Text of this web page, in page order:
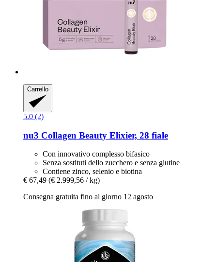
Carrello
5.0 (2)
nu3 Collagen Beauty Elixier, 28 fiale
Con innovativo complesso bifasico
Senza sostituti dello zucchero e senza glutine
Contiene zinco, selenio e biotina
€ 67,49 (€ 2.999,56 / kg)
Consegna gratuita fino al giorno 12 agosto